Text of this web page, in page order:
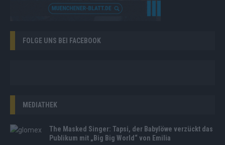
FOLGE UNS BEI FACEBOOK
MEDIATHEK
The Masked Singer: Tapsi, der Babylöwe verzückt das
Publikum mit „Big Big World“ von Emilia